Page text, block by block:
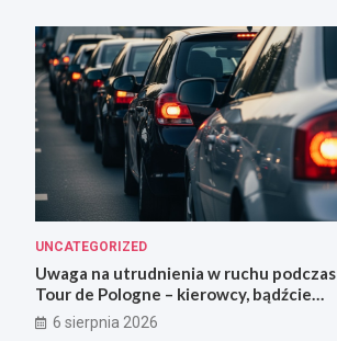
UNCATEGORIZED
Uwaga na utrudnienia w ruchu podczas
Tour de Pologne – kierowcy, bądźcie
przygotowani!
6 sierpnia 2026